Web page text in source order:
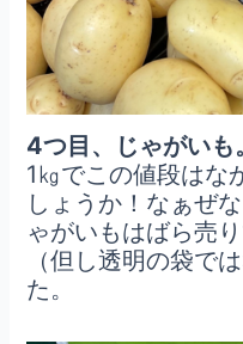
4つ目、じゃがいも
1㎏でこの値段はな
しょうか！なぁぜ
ゃがいもはばら売
（但し透明の袋で
た。